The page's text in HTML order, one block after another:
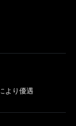
より優遇